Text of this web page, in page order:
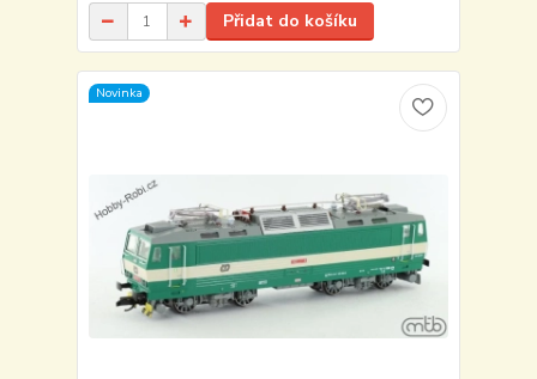
Přidat do košíku
Novinka